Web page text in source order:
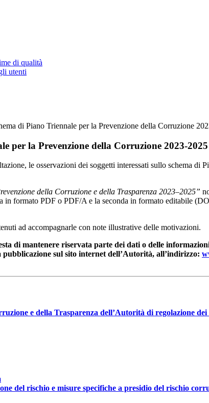
di qualità
utenti
di Piano Triennale per la Prevenzione della Corruzione
per la Prevenzione della Corruzione 2023-2025
le osservazioni dei soggetti interessati sullo schema di
della Corruzione e della Trasparenza 2023–2025”
in formato PDF o PDF/A e la seconda in formato editabile
ad accompagnarle con note illustrative delle motivazioni.
di mantenere riservata parte dei dati o delle
sul sito internet dell’Autorità, all’indirizzo:
e della Trasparenza dell’Autorità di regolazione
del rischio e misure specifiche a presidio del rischio